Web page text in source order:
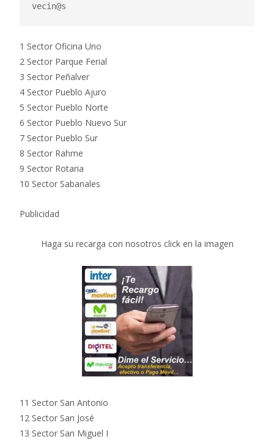
vecin@s
1 Sector Oficina Uno
2 Sector Parque Ferial
3 Sector Peñalver
4 Sector Pueblo Ajuro
5 Sector Pueblo Norte
6 Sector Pueblo Nuevo Sur
7 Sector Pueblo Sur
8 Sector Rahme
9 Sector Rotaria
10 Sector Sabanales
Publicidad
Haga su recarga con nosotros click en la imagen
11 Sector San Antonio
12 Sector San José
13 Sector San Miguel I